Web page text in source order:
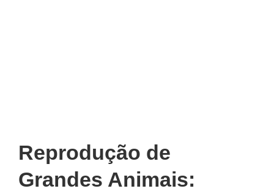
Reprodução de
Grandes Animais: